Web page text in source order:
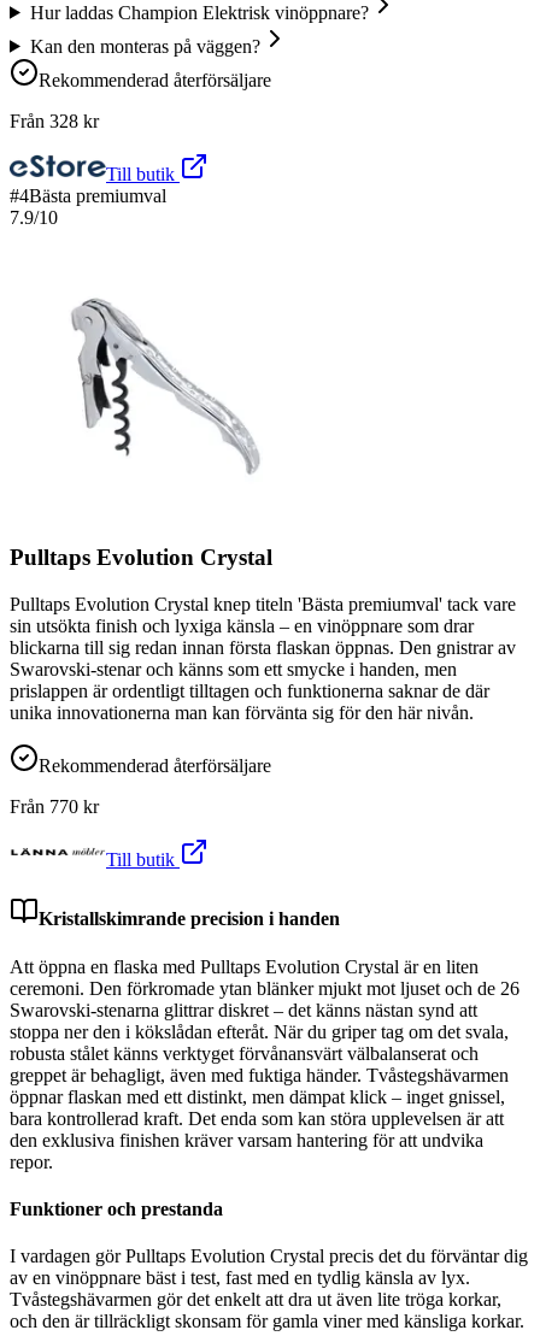
Hur laddas Champion Elektrisk vinöppnare?
Kan den monteras på väggen?
Rekommenderad återförsäljare
Från 328 kr
Till butik
#4Bästa premiumval
7.9/10
Pulltaps Evolution Crystal
Pulltaps Evolution Crystal knep titeln 'Bästa premiumval' tack vare
sin utsökta finish och lyxiga känsla – en vinöppnare som drar
blickarna till sig redan innan första flaskan öppnas. Den gnistrar av
Swarovski-stenar och känns som ett smycke i handen, men
prislappen är ordentligt tilltagen och funktionerna saknar de där
unika innovationerna man kan förvänta sig för den här nivån.
Rekommenderad återförsäljare
Från 770 kr
Till butik
Kristallskimrande precision i handen
Att öppna en flaska med Pulltaps Evolution Crystal är en liten
ceremoni. Den förkromade ytan blänker mjukt mot ljuset och de 26
Swarovski-stenarna glittrar diskret – det känns nästan synd att
stoppa ner den i kökslådan efteråt. När du griper tag om det svala,
robusta stålet känns verktyget förvånansvärt välbalanserat och
greppet är behagligt, även med fuktiga händer. Tvåstegshävarmen
öppnar flaskan med ett distinkt, men dämpat klick – inget gnissel,
bara kontrollerad kraft. Det enda som kan störa upplevelsen är att
den exklusiva finishen kräver varsam hantering för att undvika
repor.
Funktioner och prestanda
I vardagen gör Pulltaps Evolution Crystal precis det du förväntar dig
av en vinöppnare bäst i test, fast med en tydlig känsla av lyx.
Tvåstegshävarmen gör det enkelt att dra ut även lite tröga korkar,
och den är tillräckligt skonsam för gamla viner med känsliga korkar.